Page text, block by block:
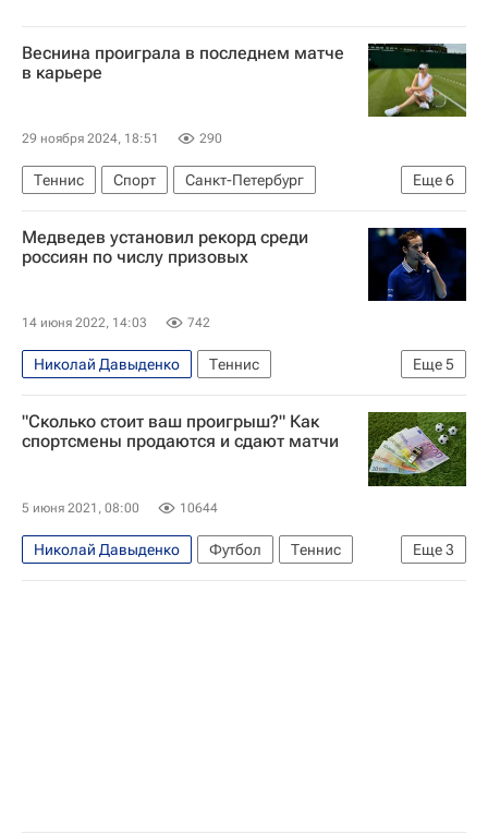
Веснина проиграла в последнем матче
в карьере
29 ноября 2024, 18:51 290
Еще6
Теннис Спорт
Санкт-Петербург
Женская теннисная ассоциация (WTA)
Елена Веснина
Токио
Франция
Медведев установил рекорд среди
россиян по числу призовых
14 июня 2022, 14:03 742
Еще5
Николай Давыденко
Теннис
Евгений Кафельников
Даниил Медведев
Михаил Южный
Андрей Рублев
"Сколько стоит ваш проигрыш?" Как
спортсмены продаются и сдают матчи
5 июня 2021, 08:00 10644
Еще3
Николай Давыденко Футбол
Теннис
Ювентус
Олимпик (Марсель)